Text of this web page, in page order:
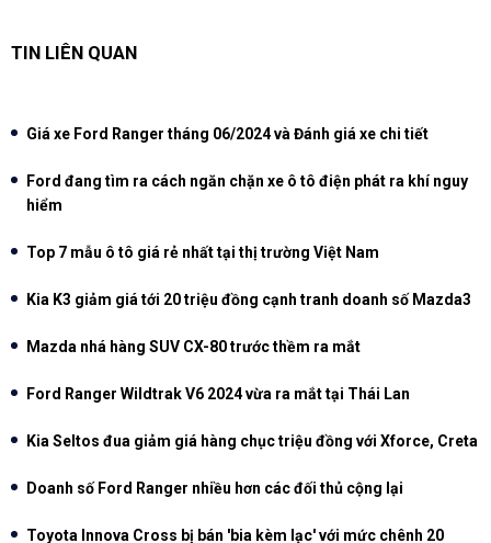
TIN LIÊN QUAN
Giá xe Ford Ranger tháng 06/2024 và Đánh giá xe chi tiết
Ford đang tìm ra cách ngăn chặn xe ô tô điện phát ra khí nguy
hiểm
Top 7 mẫu ô tô giá rẻ nhất tại thị trường Việt Nam
Kia K3 giảm giá tới 20 triệu đồng cạnh tranh doanh số Mazda3
Mazda nhá hàng SUV CX-80 trước thềm ra mắt
Ford Ranger Wildtrak V6 2024 vừa ra mắt tại Thái Lan
Kia Seltos đua giảm giá hàng chục triệu đồng với Xforce, Creta
Doanh số Ford Ranger nhiều hơn các đối thủ cộng lại
Toyota Innova Cross bị bán 'bia kèm lạc' với mức chênh 20